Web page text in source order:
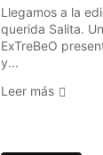
Llegamos a la
querida Salita.
ExTreBeO
y...
Leer más